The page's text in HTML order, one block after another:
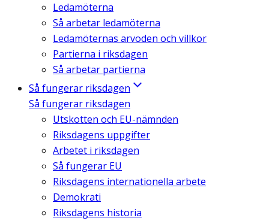
Ledamöterna
Så arbetar ledamöterna
Ledamöternas arvoden och villkor
Partierna i riksdagen
Så arbetar partierna
Så fungerar riksdagen
Så fungerar riksdagen
Utskotten och EU-nämnden
Riksdagens uppgifter
Arbetet i riksdagen
Så fungerar EU
Riksdagens internationella arbete
Demokrati
Riksdagens historia